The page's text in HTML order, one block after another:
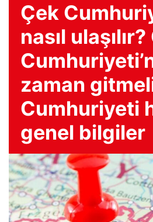
Çek
nasıl
zaman
Cumhuriyeti
genel bilgiler